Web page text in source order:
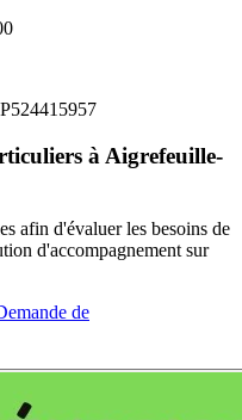
à Aigrefeuille-
afin d'évaluer les besoins de
d'accompagnement sur
de